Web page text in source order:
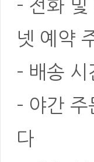
- 전화
넷 예약
- 배송
- 야간 주
다